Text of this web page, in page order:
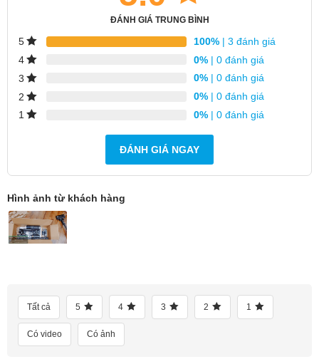
Lực hút mạnh mẽ 210AW, làm sạch chuyên
Với công suất hút tối đa lên đến 210AW, Roborock
H60 Ultra mang đến hiệu suất làm sạch vượt trội trên
đầu, rác vụn và các hạt mịn chỉ trong một lần hút.
Sản phẩm còn đạt được chứng nhận TÜV Rheinland,
khẳng định khả năng làm sạch sâu và kỹ lưỡng, đáp
ĐÁNH GIÁ TRUNG BÌNH
5 100% | 3 đánh giá
4
0% | 0 đánh giá
3
0% | 0 đánh giá
2
0% | 0 đánh giá
1
0% | 0 đánh giá
ĐÁNH GIÁ NGAY
Hình ảnh từ khách hàng
Tất cả 5 4 3 2 1
Có video Có ảnh